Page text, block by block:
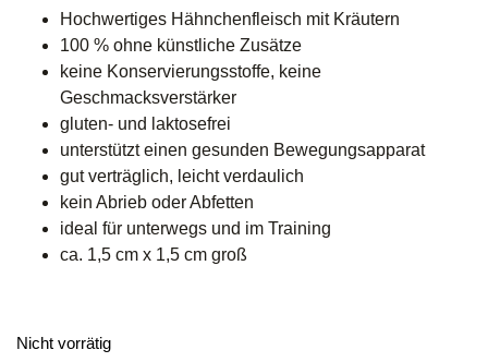
Hochwertiges Hähnchenfleisch mit Kräutern
100 % ohne künstliche Zusätze
keine Konservierungsstoffe, keine
Geschmacksverstärker
gluten- und laktosefrei
unterstützt einen gesunden Bewegungsapparat
gut verträglich, leicht verdaulich
kein Abrieb oder Abfetten
ideal für unterwegs und im Training
ca. 1,5 cm x 1,5 cm groß
Nicht vorrätig